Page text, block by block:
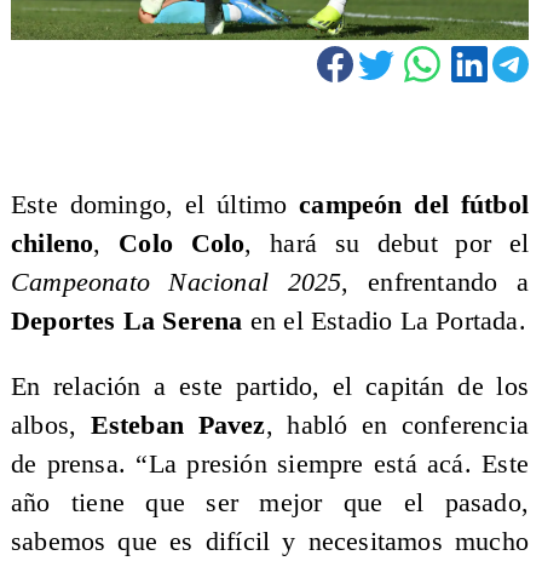
Este domingo, el últimocampeón del fútbol
chileno, Colo Colo, hará su debut por el
Campeonato Nacional 2025, enfrentando a
Deportes La Serena en el Estadio La Portada.
En relación a este partido, el capitán de los
albos, Esteban Pavez, habló en conferencia
de prensa. “La presión siempre está acá. Este
año tiene que ser mejor que el pasado,
sabemos que es difícil y necesitamos mucho